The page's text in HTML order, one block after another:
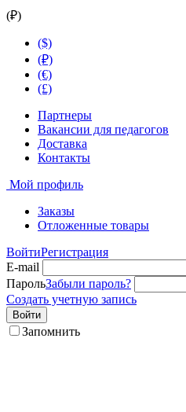
(₽)
($)
(₽)
(€)
(£)
Партнеры
Вакансии для педагогов
Доставка
Контакты
Мой профиль
Заказы
Отложенные товары
ВойтиРегистрация
E-mail
ПарольЗабыли пароль?
Создать учетную запись
Войти
Запомнить